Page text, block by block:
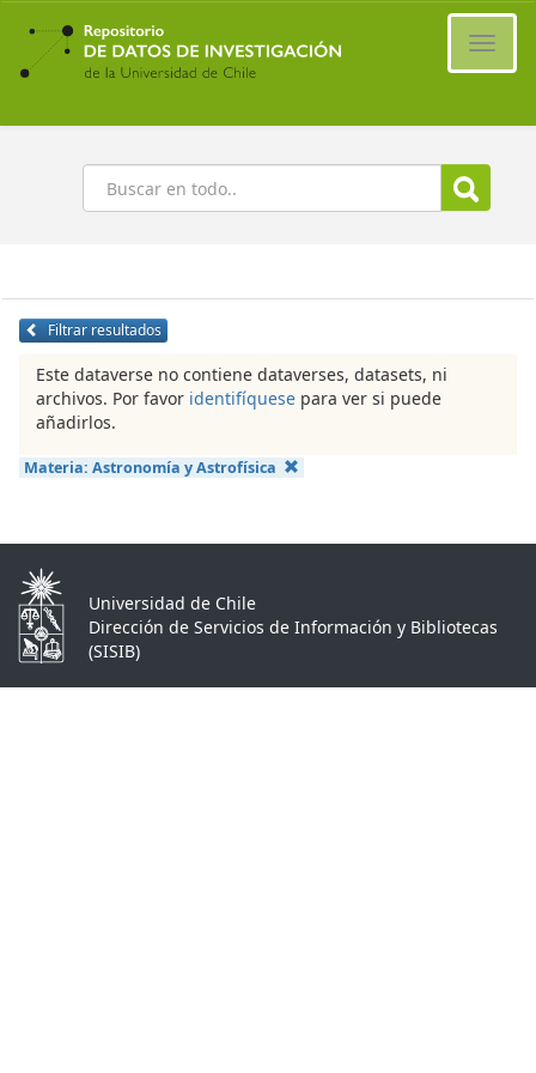
Ir
contenido
principal
Buscar
Filtrar resultados
Este dataverse no contiene dataverses, datasets, ni
archivos. Por favor identifíquese para ver si puede
añadirlos.
Materia: Astronomía y Astrofísica
Universidad de Chile
Dirección de Servicios de Información y Bibliotecas
(SISIB)